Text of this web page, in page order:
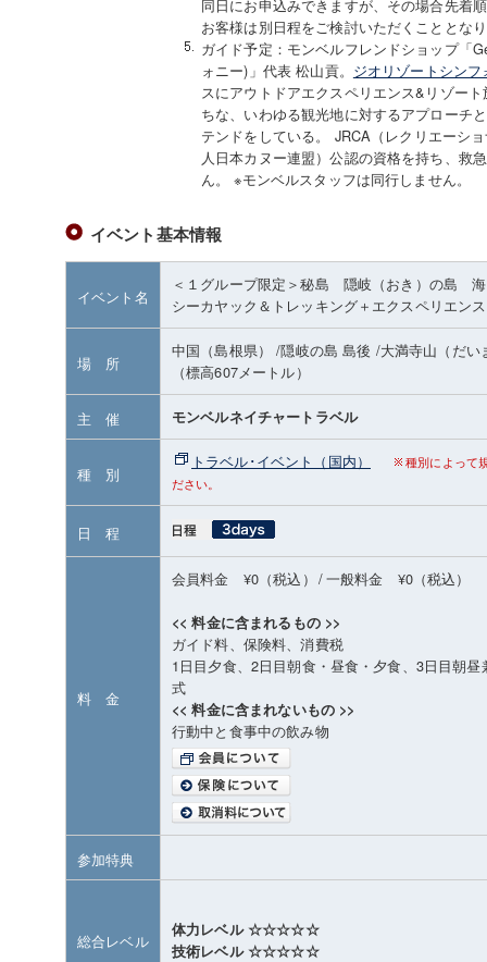
同日にお申込みできますが、その場合先着
お客様は別日程をご検討いただくこととな
ガイド予定：モンベルフレンドショップ「
ォニー)」代表 松山貢。 ジオリゾートシンフ
スにアウトドアエクスペリエンス&リゾー
ちな、いわゆる観光地に対するアプローチ
テンドをしている。 JRCA（レクリエーシ
人日本カヌー連盟）公認の資格を持ち、救
ん。 ※モンベルスタッフは同行しません。
イベント基本情報
イベント名
＜１グループ限定＞秘島 隠岐（おき）の島
シーカヤック＆トレッキング＋エクスペリエン
場 所
中国（島根県） /隠岐の島 島後 /大満寺山（だい
（標高607メートル）
主 催 モンベルネイチャートラベル
種 別
トラベル･イベント（国内）
種別によって
ださい。
日 程
料 金
会員料金 ¥0（税込） /一般料金 ¥0（税込）
<< 料金に含まれるもの >>
ガイド料、保険料、消費税
1日目夕食、2日目朝食・昼食・夕食、3日目朝
式
<< 料金に含まれないもの >>
行動中と食事中の飲み物
参加特典
総合レベル
体力レベル ☆☆☆☆☆
技術レベル ☆☆☆☆☆